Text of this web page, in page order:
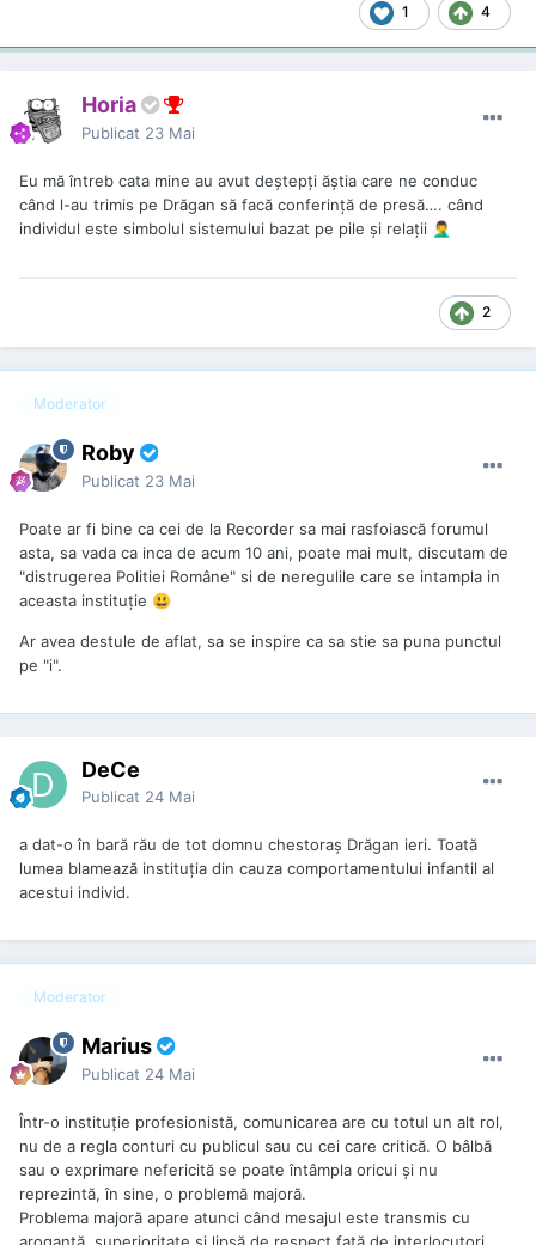
1 4
Horia
Publicat 23 Mai
Eu mă întreb cata mine au avut deștepți ăștia care ne conduc
când l-au trimis pe Drăgan să facă conferință de presă…. când
individul este simbolul sistemului bazat pe pile și relații 🤦‍♂️
2
Moderator
Roby
Publicat 23 Mai
Poate ar fi bine ca cei de la Recorder sa mai rasfoiască forumul
asta, sa vada ca inca de acum 10 ani, poate mai mult, discutam de
"distrugerea Politiei Române" si de neregulile care se intampla in
aceasta instituție 😃
Ar avea destule de aflat, sa se inspire ca sa stie sa puna punctul
pe "i".
DeCe
Publicat 24 Mai
a dat-o în bară rău de tot domnu chestoraș Drăgan ieri. Toată
lumea blamează instituția din cauza comportamentului infantil al
acestui individ.
Moderator
Marius
Publicat 24 Mai
Într-o instituție profesionistă, comunicarea are cu totul un alt rol,
nu de a regla conturi cu publicul sau cu cei care critică. O bâlbă
sau o exprimare nefericită se poate întâmpla oricui și nu
reprezintă, în sine, o problemă majoră.
Problema majoră apare atunci când mesajul este transmis cu